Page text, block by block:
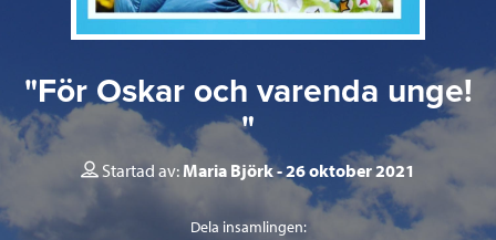
"För Oskar och varenda unge!
"
Startad av:Maria Björk 26 oktober 2021
Dela insamlingen: